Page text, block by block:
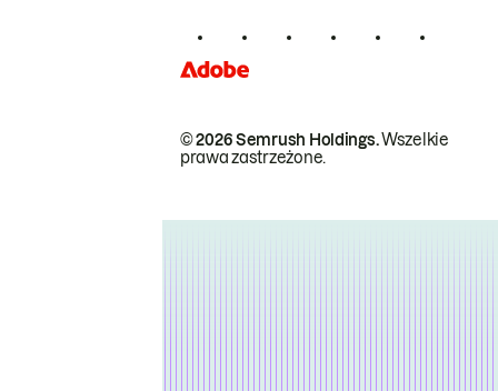
© 2026 Semrush Holdings.Wszelkie
prawa zastrzeżone.